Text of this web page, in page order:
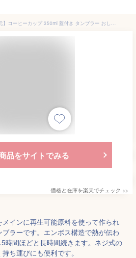
【抽選で最大P全額還元】コーヒーカップ 350ml 蓋付き タンブラー おしゃれ Kaffeeform 保温 保冷 ダブルウォール マグカップ ウィデューサーカップ リファイン 直飲み 再生素材 エコ リサイクル 食洗機可 BPAフリー ドイツ製 オフィス アウトドア 新生活 ギフト プレゼント
品をサイトでみる
価格と在庫を楽天でチェック >>
インに再生可能原料を使って作られ
ラーです。エンボス構造で熱が伝わ
時間ほどと長時間続きます。ネジ式の
ち運びにも便利です。